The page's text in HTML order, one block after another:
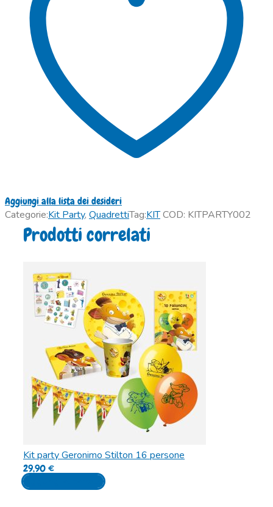
Aggiungi alla lista dei desideri
Categorie:Kit Party, QuadrettiTag:KITCOD: KITPARTY002
Prodotti correlati
Kit party Geronimo Stilton 16 persone
29,90€
Aggiungi al carrello